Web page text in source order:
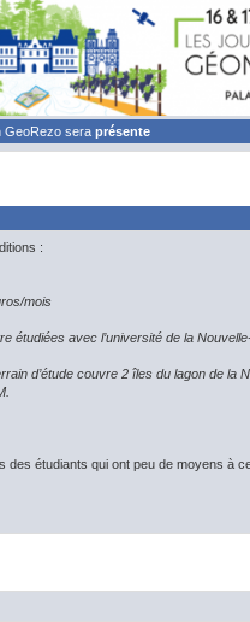
GeoRezo sera présente
:
mois
étudiées avec l’université de la
d’étude couvre 2 îles du lagon de
étudiants qui ont peu de moyens à